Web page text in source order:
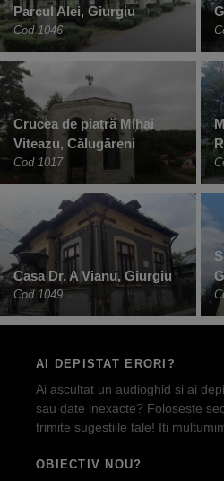
Parcul Alei, Giurgiu
Cod 1046
Crucea de piatră Mihai
Viteazu, Călugăreni
Cod 1017
Casa Dr. A Vianu, Giurgiu
Cod 1049
AI DEPISTAT ERORI?
Ai ascultat un audioghid si ai
sau date inexacte? Foloseste
trimite sugestiile tale! Iti
OBIECTIV NOU?